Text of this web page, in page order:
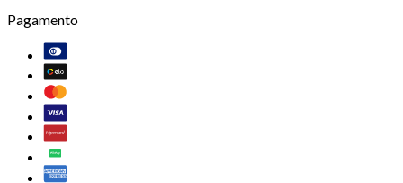
Pagamento